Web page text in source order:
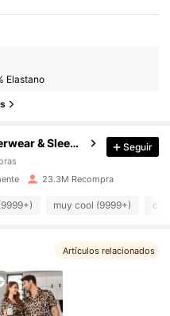
Elastano
Base Rule SHEIN Underwear & Sleepwear Seguir
23.3M Recompra
muy cool (9999+)
Artículos relacionados